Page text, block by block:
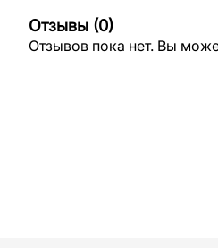
Отзывы (0)
Отзывов пока нет. Вы